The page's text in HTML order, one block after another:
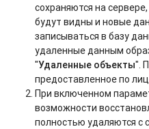
сохраняются на
будут видны и новые
записываться в базу
удаленные данным
"Удаленные объекты".
предоставленное по
При включенном
возможности
полностью удаляются с